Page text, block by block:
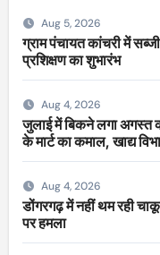
Aug 5, 2026
ग्राम पंचायत कांचरी में
प्रशिक्षण का शुभारंभ
Aug 4, 2026
जुलाई में बिकने लगा अगस्त
के मार्ट का कमाल, खाद्य
सीज
Aug 4, 2026
डोंगरगढ़ में नहीं थम रही
पर हमला